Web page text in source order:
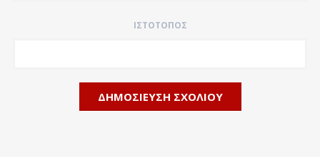
ΙΣΤΌΤΟΠΟΣ